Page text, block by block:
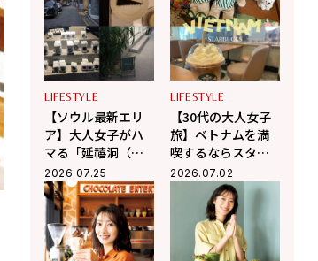
LIFESTYLE
【ソウル最新エリ
ア】大人女子がハ
マる「延禧洞（ヨ
ニドン）」のんび
り散歩＆隠れ家カ
フェ巡り
2026.07.25
LIFESTYLE
【30代の大人女子
旅】ベトナムを満
喫するならスター
バックスへ！ 現地
在住の編集ライタ
ー相馬の海外生活
in ベトナム
2026.07.02